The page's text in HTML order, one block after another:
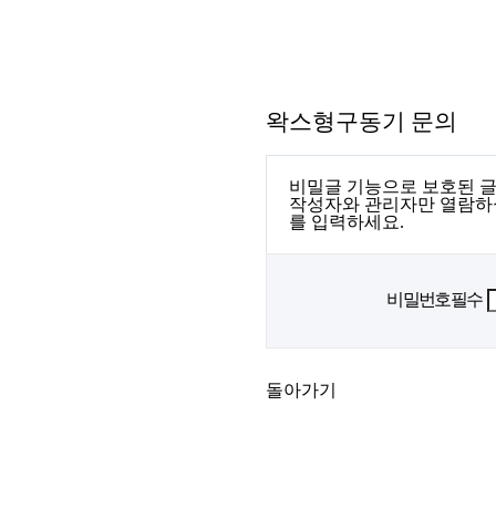
왁스형구동기 문의
비밀글 기능으로 보호된
작성자와 관리자만 열람
를 입력하세요.
비밀번호필수
돌아가기